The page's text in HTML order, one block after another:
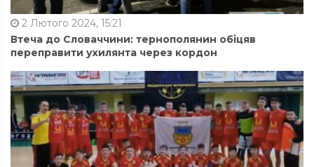
2 Лютого 2024, 15:21
Втеча до Словаччини: тернополянин обіцяв
переправити ухилянта через кордон